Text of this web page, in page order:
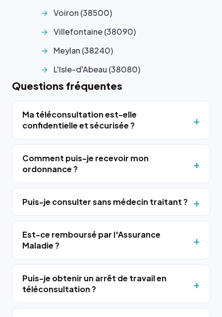
Voiron (38500)
Villefontaine (38090)
Meylan (38240)
L'Isle-d'Abeau (38080)
Questions fréquentes
Ma téléconsultation est-elle
confidentielle et sécurisée ?
Comment puis-je recevoir mon
ordonnance ?
Puis-je consulter sans médecin traitant ?
Est-ce remboursé par l'Assurance
Maladie ?
Puis-je obtenir un arrêt de travail en
téléconsultation ?